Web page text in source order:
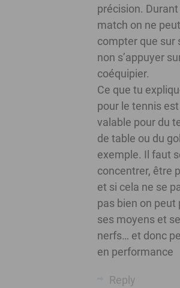
précision. Durant
match on ne peut
compter que sur
non s’appuyer
coéquipier.
Ce que tu
pour le tennis
valable pour du
de table ou du
exemple. Il faut
concentrer, être
et si cela ne se
pas bien on peut
ses moyens et
nerfs… et donc
en performance
Reply